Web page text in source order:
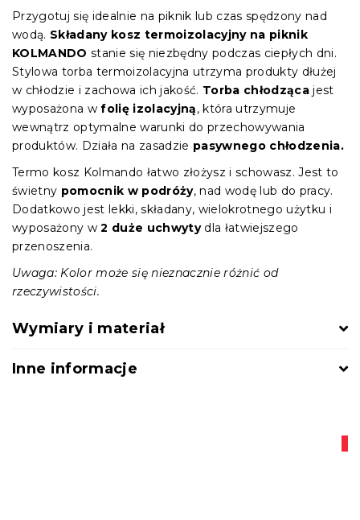
Przygotuj się idealnie na piknik lub czas spędzony nad
wodą. Składany kosz termoizolacyjny na piknik
KOLMANDO stanie się niezbędny podczas ciepłych dni.
Stylowa torba termoizolacyjna utrzyma produkty dłużej
w chłodzie i zachowa ich jakość. Torba chłodząca jest
wyposażona wfolię izolacyjną, która utrzymuje
wewnątrz optymalne warunki do przechowywania
produktów. Działa na zasadzie pasywnego chłodzenia.
Termo kosz Kolmando łatwo złożysz i schowasz. Jest to
świetny pomocnik w podróży, nad wodę lub do pracy.
Dodatkowo jest lekki, składany, wielokrotnego użytku i
wyposażony w2 duże uchwytydla łatwiejszego
przenoszenia.
Uwaga: Kolor może się nieznacznie różnić od
rzeczywistości.
Wymiary i materiał
Inne informacje